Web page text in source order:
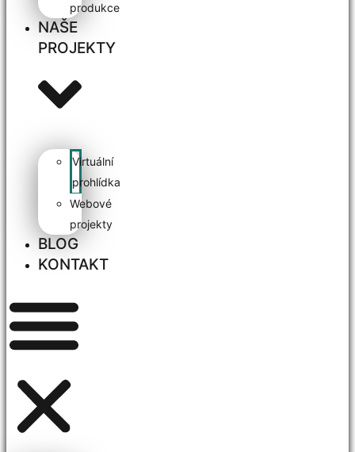
produkce
NAŠE
PROJEKTY
Virtuální
prohlídka
Webové
projekty
BLOG
KONTAKT